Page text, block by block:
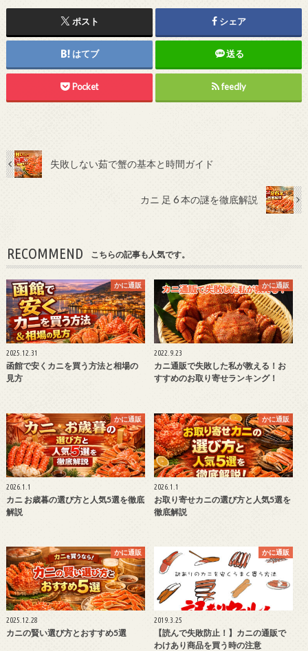
ポスト シェア
はてブ 送る
Pocket feedly
失敗しない茹で蟹の基本と時間ガイド
カニ 足 6 本の謎を徹底解説
RECOMMEND こちらの記事も人気です。
かに通販
2025.12.31
函館で安くカニを買う方法と相場の
見方
かに通販
2022.9.23
カニ通販で失敗した私が教える！お
すすめのお取り寄せランキング！
かに通販
2026.1.1
カニ お歳暮の選び方と人気5選を徹底
解説
かに通販
2026.1.1
お取り寄せカニの選び方と人気5選を
徹底解説
かに通販
2025.12.28
カニの賢い選び方とおすすめ5選
かに通販
2019.3.25
【読んで失敗防止！】カニの通販で
わけあり商品を買う時の注意